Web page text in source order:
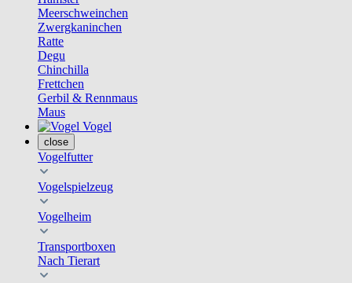
Meerschweinchen
Zwergkaninchen
Ratte
Degu
Chinchilla
Frettchen
Gerbil & Rennmaus
Maus
Vogel
close
Vogelfutter
Vogelspielzeug
Vogelheim
Transportboxen
Nach Tierart